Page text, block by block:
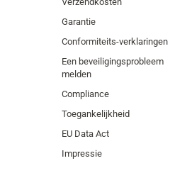
Garantie
Conformiteits-verklaringen
Een beveiligingsprobleem
melden
Compliance
Toegankelijkheid
EU Data Act
Impressie